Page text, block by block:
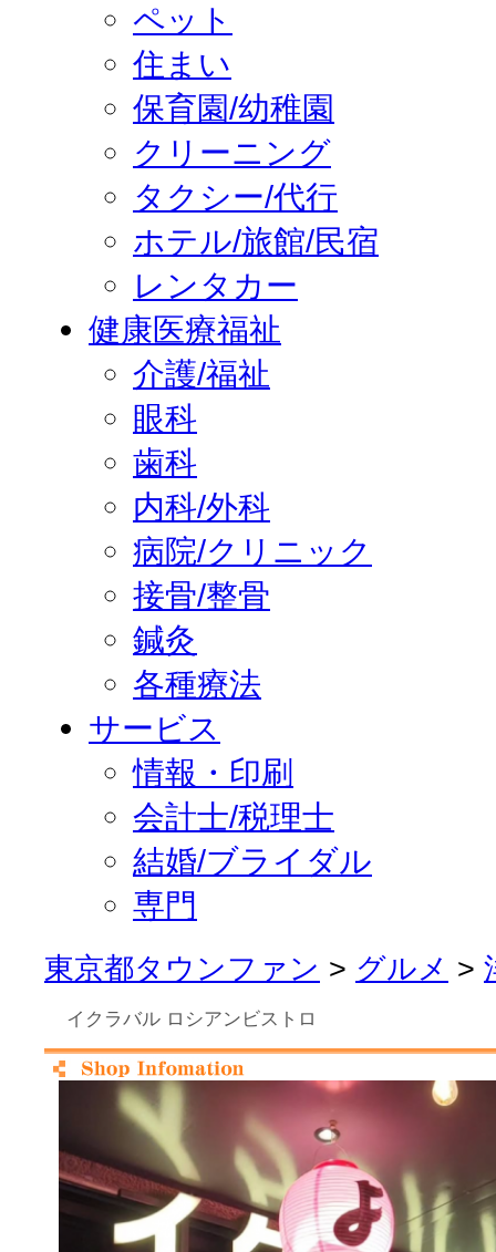
ペット
住まい
保育園/幼稚園
クリーニング
タクシー/代行
ホテル/旅館/民宿
レンタカー
健康医療福祉
介護/福祉
眼科
歯科
内科/外科
病院/クリニック
接骨/整骨
鍼灸
各種療法
サービス
情報・印刷
会計士/税理士
結婚/ブライダル
専門
東京都タウンファン > グルメ >
イクラバル ロシアンビストロ